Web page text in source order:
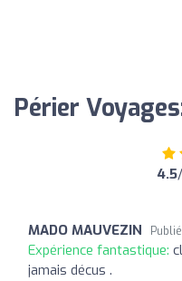
Périer
4.5
MADO MAUVEZIN
Expérience fantastique:
jamais décus .